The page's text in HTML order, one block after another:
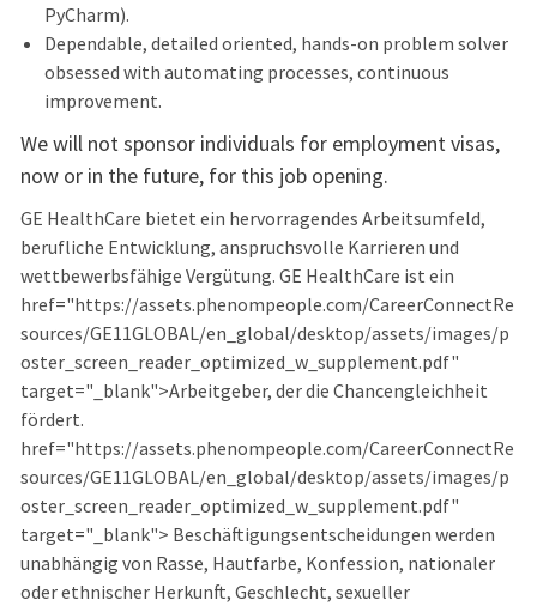
PyCharm).
Dependable, detailed oriented, hands-on problem solver
obsessed with automating processes, continuous
improvement.
We will not sponsor individuals for employment visas,
now or in the future, for this job opening.
GE HealthCare bietet ein hervorragendes Arbeitsumfeld,
berufliche Entwicklung, anspruchsvolle Karrieren und
wettbewerbsfähige Vergütung. GE HealthCare ist ein
href="https://assets.phenompeople.com/CareerConnectRe
sources/GE11GLOBAL/en_global/desktop/assets/images/p
oster_screen_reader_optimized_w_supplement.pdf"
target="_blank">Arbeitgeber, der die Chancengleichheit
fördert.
href="https://assets.phenompeople.com/CareerConnectRe
sources/GE11GLOBAL/en_global/desktop/assets/images/p
oster_screen_reader_optimized_w_supplement.pdf"
target="_blank"> Beschäftigungsentscheidungen werden
unabhängig von Rasse, Hautfarbe, Konfession, nationaler
oder ethnischer Herkunft, Geschlecht, sexueller